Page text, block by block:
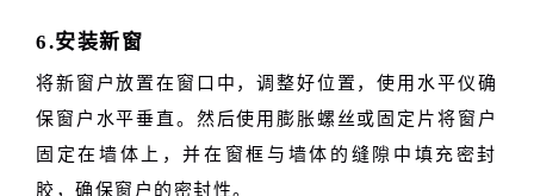
6.安装新窗
将新窗户放置在窗口中，调整好位置，使用水平仪确
保窗户水平垂直。然后使用膨胀螺丝或固定片将窗户
固定在墙体上，并在窗框与墙体的缝隙中填充密封
胶，确保窗户的密封性。